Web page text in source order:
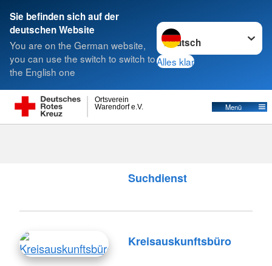
Sie befinden sich auf der
deutschen Website
You are on the German website,
you can use the switch to switch to
the English one
Sprache wechseln zu
Alles klar
Warendorf e.V.
Ortsverein
Menü
Suche
Stephan Wallocha / DRK
Suchdienst
Kreisauskunftsbüro